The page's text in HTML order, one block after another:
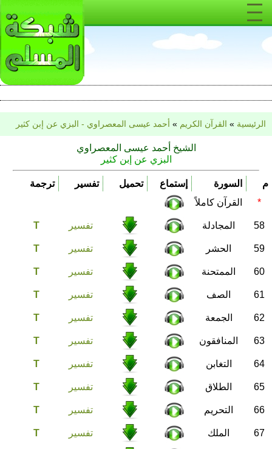
الرئيسية » القرآن الكريم » أحمد عيسى المعصراوي - البزي عن إبن كثير
الشيخ أحمد عيسى المعصراوي
البزي عن إبن كثير
م السورة إستماع تحميل تفسير
ترجمة
*
القرآن كاملاً
58 المجادلة تفسير T
59 الحشر تفسير T
60 الممتحنة تفسير T
61 الصف تفسير T
62 الجمعة تفسير T
63 المنافقون تفسير T
64 التغابن تفسير T
65 الطلاق تفسير T
66 التحريم تفسير T
67 الملك تفسير T